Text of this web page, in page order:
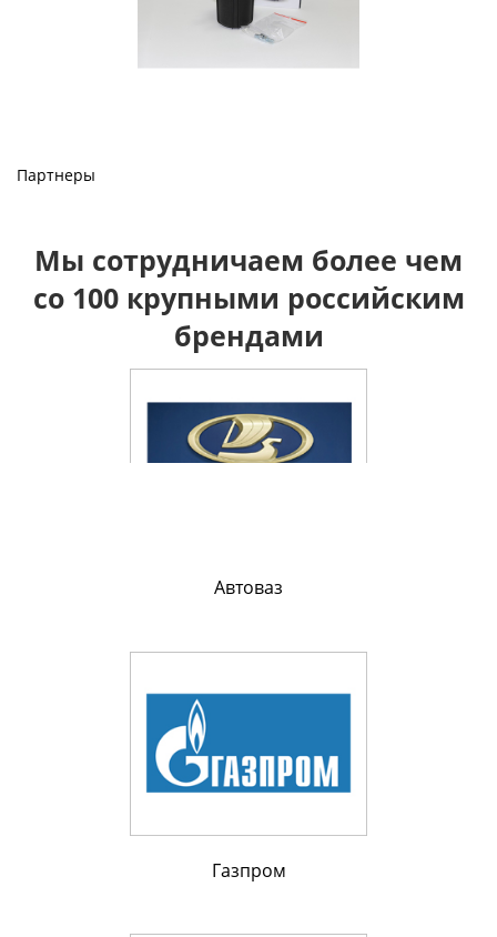
Партнеры
Мы сотрудничаем более чем
со 100 крупными российским
брендами
Автоваз
Газпром